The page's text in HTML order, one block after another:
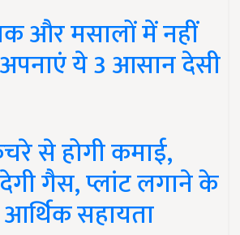
और मसालों में नहीं
ये 3 आसान देसी
से होगी कमाई,
गैस, प्लांट लगाने के
सहायता